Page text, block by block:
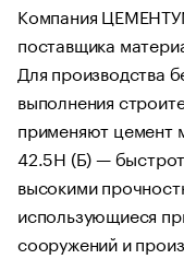
Компания
поставщика
Для производства
выполнения
применяют
42.5Н (Б) —
высокими
использующиеся
сооружений и